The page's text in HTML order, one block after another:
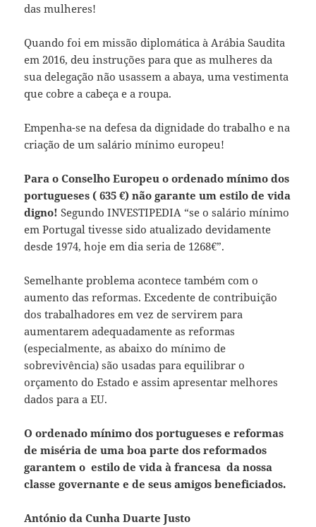
das mulheres!
Quando foi em missão diplomática à Arábia Saudita
em 2016, deu instruções para que as mulheres da
sua delegação não usassem a abaya, uma vestimenta
que cobre a cabeça e a roupa.
Empenha-se na defesa da dignidade do trabalho e na
criação de um salário mínimo europeu!
Para o Conselho Europeu o ordenado mínimo dos
portugueses ( 635 €) não garante um estilo de vida
digno! Segundo INVESTIPEDIA “se o salário mínimo
em Portugal tivesse sido atualizado devidamente
desde 1974, hoje em dia seria de 1268€”.
Semelhante problema acontece também com o
aumento das reformas. Excedente de contribuição
dos trabalhadores em vez de servirem para
aumentarem adequadamente as reformas
(especialmente, as abaixo do mínimo de
sobrevivência) são usadas para equilibrar o
orçamento do Estado e assim apresentar melhores
dados para a EU.
O ordenado mínimo dos portugueses e reformas
de miséria de uma boa parte dos reformados
garantem o estilo de vida à francesa da nossa
classe governante e de seus amigos beneficiados.
António da Cunha Duarte Justo